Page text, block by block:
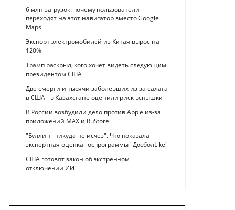
6 млн загрузок: почему пользователи
переходят на этот навигатор вместо Google
Maps
Экспорт электромобилей из Китая вырос на
120%
Трамп раскрыл, кого хочет видеть следующим
президентом США
Две смерти и тысячи заболевших из-за салата
в США - в Казахстане оценили риск вспышки
В России возбудили дело против Apple из-за
приложений MAX и RuStore
"Буллинг никуда не исчез". Что показала
экспертная оценка госпрограммы "ДосболLike"
США готовят закон об экстренном
отключении ИИ